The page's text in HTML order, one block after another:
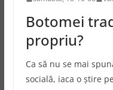
Botomei
propriu?
Ca să nu se mai
socială, iaca o ştire